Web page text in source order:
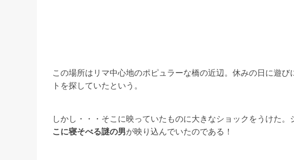
この場所はリマ中心地のポピュラーな橋の近辺。休みの日に遊
トを探していたという。
しかし・・・そこに映っていたものに大きなショックをうけた。
こに寝そべる謎の男が映り込んでいたのである！